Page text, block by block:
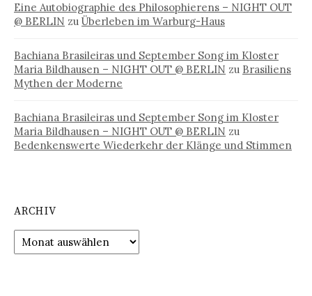
Eine Autobiographie des Philosophierens – NIGHT OUT
@ BERLIN zu Überleben im Warburg-Haus
Bachiana Brasileiras und September Song im Kloster
Maria Bildhausen – NIGHT OUT @ BERLIN zu Brasiliens
Mythen der Moderne
Bachiana Brasileiras und September Song im Kloster
Maria Bildhausen – NIGHT OUT @ BERLIN zu
Bedenkenswerte Wiederkehr der Klänge und Stimmen
ARCHIV
Archiv